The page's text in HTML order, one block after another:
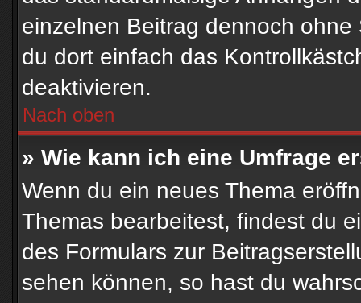
einzelnen Beitrag dennoch
du dort einfach das
deaktivieren.
Nach oben
» Wie kann ich eine Umfrage
Wenn du ein neues Thema
Themas bearbeitest, findest du
des Formulars zur
sehen können, so hast du